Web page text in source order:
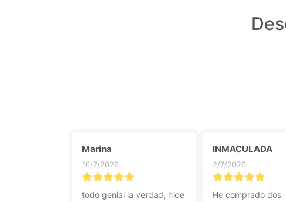
Marina
16/7/2026
todo genial la verdad, hice
INMACULADA
2/7/2026
He comprado dos